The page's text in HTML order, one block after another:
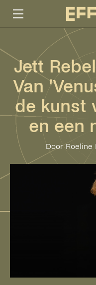
Jett
Van
de kunst
en een
Door Roeline